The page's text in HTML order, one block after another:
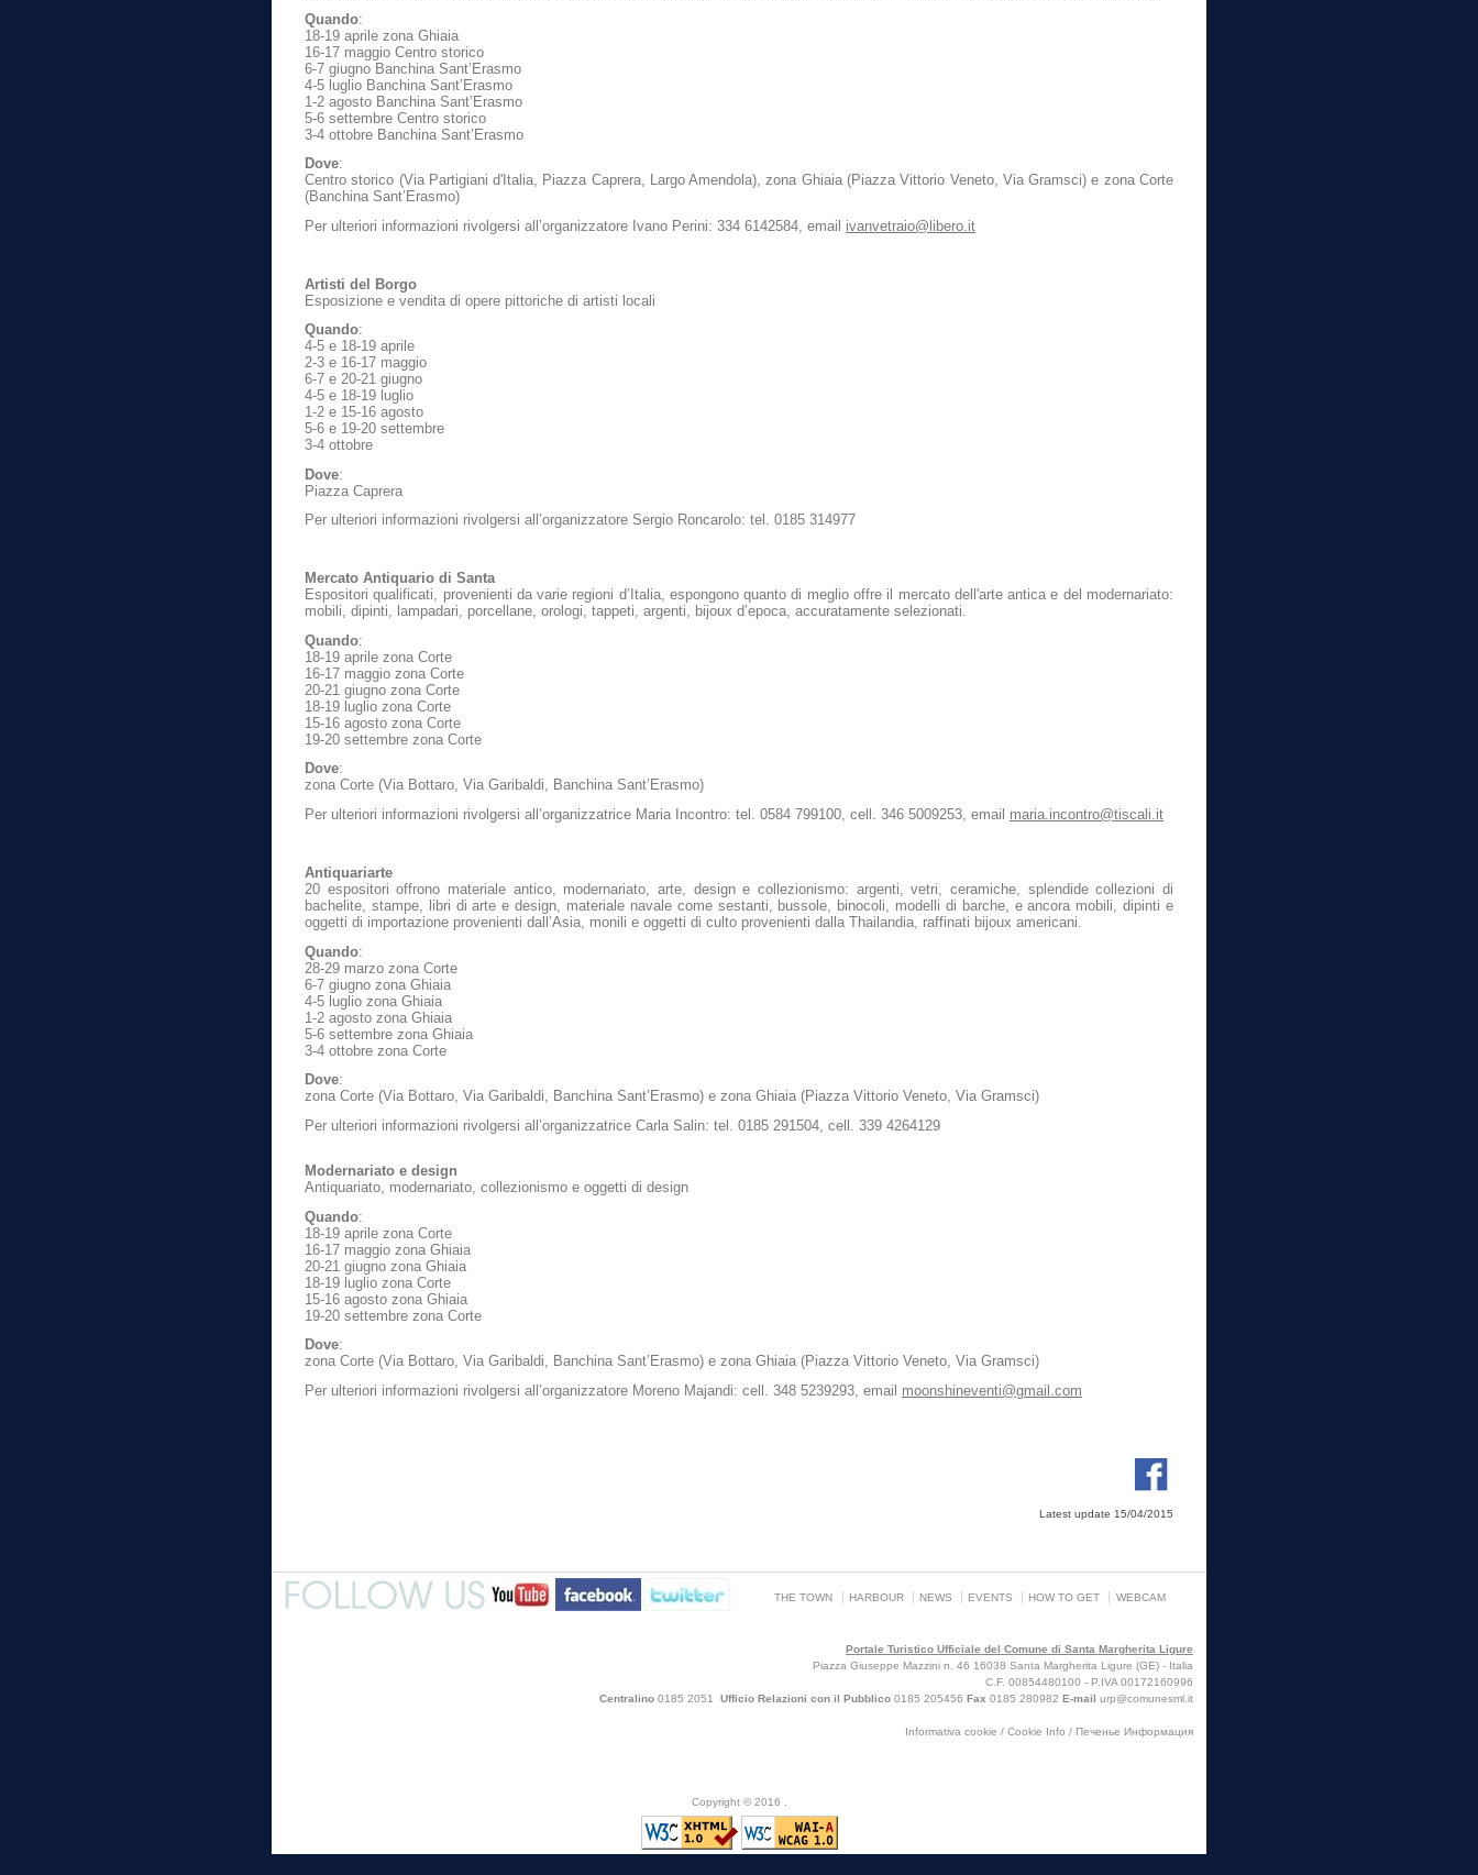
Quando:
18-19 aprile zona Ghiaia
16-17 maggio Centro storico
6-7 giugno Banchina Sant’Erasmo
4-5 luglio Banchina Sant’Erasmo
1-2 agosto Banchina Sant’Erasmo
5-6 settembre Centro storico
3-4 ottobre Banchina Sant’Erasmo
Dove:
Centro storico (Via Partigiani d'Italia, Piazza Caprera, Largo Amendola), zona Ghiaia (Piazza Vittorio Veneto, Via Gramsci) e zona Corte
(Banchina Sant’Erasmo)
Per ulteriori informazioni rivolgersi all’organizzatore Ivano Perini: 334 6142584, email ivanvetraio@libero.it
Artisti del Borgo
Esposizione e vendita di opere pittoriche di artisti locali
Quando:
4-5 e 18-19 aprile
2-3 e 16-17 maggio
6-7 e 20-21 giugno
4-5 e 18-19 luglio
1-2 e 15-16 agosto
5-6 e 19-20 settembre
3-4 ottobre
Dove:
Piazza Caprera
Per ulteriori informazioni rivolgersi all’organizzatore Sergio Roncarolo: tel. 0185 314977
Mercato Antiquario di Santa
Espositori qualificati, provenienti da varie regioni d’Italia, espongono quanto di meglio offre il mercato dell'arte antica e del modernariato:
mobili, dipinti, lampadari, porcellane, orologi, tappeti, argenti, bijoux d’epoca, accuratamente selezionati.
Quando:
18-19 aprile zona Corte
16-17 maggio zona Corte
20-21 giugno zona Corte
18-19 luglio zona Corte
15-16 agosto zona Corte
19-20 settembre zona Corte
Dove:
zona Corte (Via Bottaro, Via Garibaldi, Banchina Sant’Erasmo)
Per ulteriori informazioni rivolgersi all’organizzatrice Maria Incontro: tel. 0584 799100, cell. 346 5009253, email maria.incontro@tiscali.it
Antiquariarte
20 espositori offrono materiale antico, modernariato, arte, design e collezionismo: argenti, vetri, ceramiche, splendide collezioni di
bachelite, stampe, libri di arte e design, materiale navale come sestanti, bussole, binocoli, modelli di barche, e ancora mobili, dipinti e
oggetti di importazione provenienti dall’Asia, monili e oggetti di culto provenienti dalla Thailandia, raffinati bijoux americani.
Quando:
28-29 marzo zona Corte
6-7 giugno zona Ghiaia
4-5 luglio zona Ghiaia
1-2 agosto zona Ghiaia
5-6 settembre zona Ghiaia
3-4 ottobre zona Corte
Dove:
zona Corte (Via Bottaro, Via Garibaldi, Banchina Sant’Erasmo) e zona Ghiaia (Piazza Vittorio Veneto, Via Gramsci)
Per ulteriori informazioni rivolgersi all’organizzatrice Carla Salin: tel. 0185 291504, cell. 339 4264129
Modernariato e design
Antiquariato, modernariato, collezionismo e oggetti di design
Quando:
18-19 aprile zona Corte
16-17 maggio zona Ghiaia
20-21 giugno zona Ghiaia
18-19 luglio zona Corte
15-16 agosto zona Ghiaia
19-20 settembre zona Corte
Dove:
zona Corte (Via Bottaro, Via Garibaldi, Banchina Sant’Erasmo) e zona Ghiaia (Piazza Vittorio Veneto, Via Gramsci)
Per ulteriori informazioni rivolgersi all’organizzatore Moreno Majandi: cell. 348 5239293, email moonshineventi@gmail.com
Latest update 15/04/2015
THE TOWN HARBOUR NEWS EVENTS HOW TO GET WEBCAM
Portale Turistico Ufficiale del Comune di Santa Margherita Ligure
Piazza Giuseppe Mazzini n. 46 16038 Santa Margherita Ligure (GE) - Italia
C.F. 00854480100 - P.IVA 00172160996
Centralino 0185 2051 Ufficio Relazioni con il Pubblico 0185 205456 Fax 0185 280982 E-mail urp@comunesml.it
Informativa cookie / Cookie Info / Печенье Информация
Copyright © 2016 .